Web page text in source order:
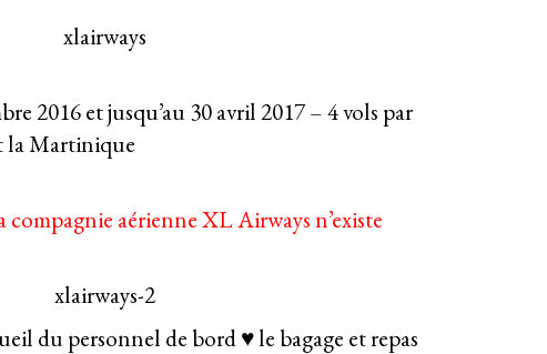
2016 et jusqu’au 30 avril 2017 – 4 vols par
la Martinique
aérienne XL Airways n’existe
du personnel de bord ♥ le bagage et repas